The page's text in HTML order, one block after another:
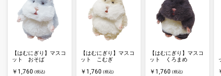
【はむにぎり】マスコ
ット おそば
￥1,760 (税込)
【はむにぎり】マスコ
ット こむぎ
￥1,760 (税込)
【はむにぎり】マスコ
ット くろまめ
￥1,760 (税込)